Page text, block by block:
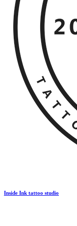
Inside Ink tattoo studio